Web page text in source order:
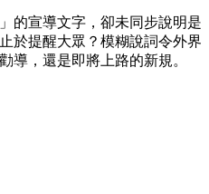
的宣導文字，卻未同步說明是
於提醒大眾？模糊說詞令外界
導，還是即將上路的新規。